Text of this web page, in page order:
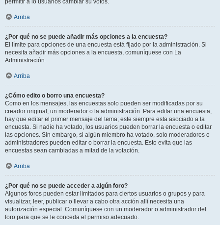
permitir a lo usuarios cambiar su votos.
Arriba
¿Por qué no se puede añadir más opciones a la encuesta?
El límite para opciones de una encuesta está fijado por la administración. Si
necesita añadir más opciones a la encuesta, comuníquese con La
Administración.
Arriba
¿Cómo edito o borro una encuesta?
Como en los mensajes, las encuestas solo pueden ser modificadas por su
creador original, un moderador o la administración. Para editar una encuesta,
hay que editar el primer mensaje del tema; este siempre esta asociado a la
encuesta. Si nadie ha votado, los usuarios pueden borrar la encuesta o editar
las opciones. Sin embargo, si algún miembro ha votado, solo moderadores o
administradores pueden editar o borrar la encuesta. Esto evita que las
encuestas sean cambiadas a mitad de la votación.
Arriba
¿Por qué no se puede acceder a algún foro?
Algunos foros pueden estar limitados para ciertos usuarios o grupos y para
visualizar, leer, publicar o llevar a cabo otra acción allí necesita una
autorización especial. Comuníquese con un moderador o administrador del
foro para que se le conceda el permiso adecuado.